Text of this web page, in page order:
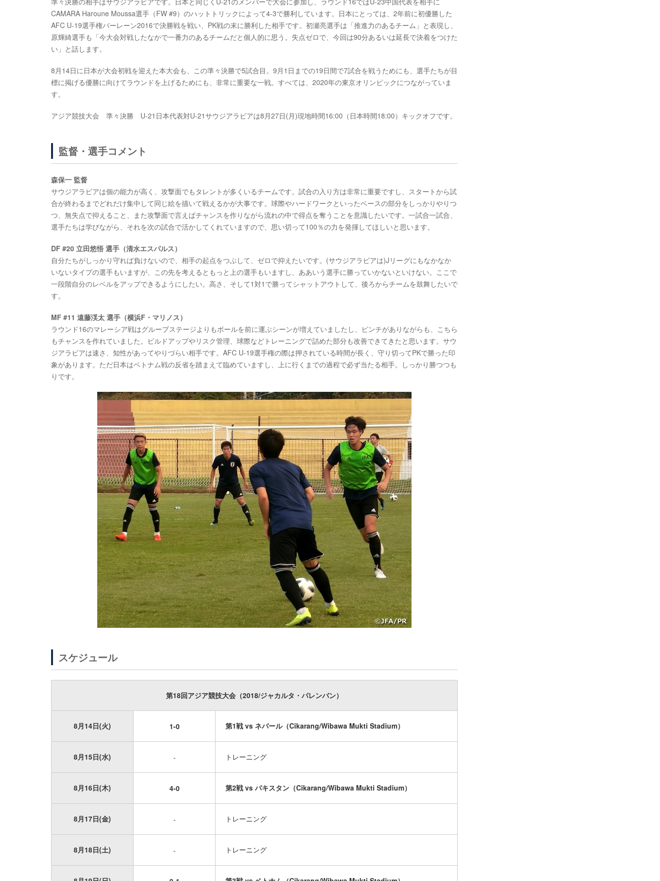
CAMARA Haroune Moussa選手（FW #9）のハットトリックによって4-3で勝利しています。日本にとっては、2年前に初優勝した
AFC U-19選手権バーレーン2016で決勝戦を戦い、PK戦の末に勝利した相手です。初瀬亮選手は「推進力のあるチーム」と表現し、
原輝綺選手も「今大会対戦したなかで一番力のあるチームだと個人的に思う。失点ゼロで、今回は90分あるいは延長で決着をつけた
い」と話します。
8月14日に日本が大会初戦を迎えた本大会も、この準々決勝で5試合目。9月1日までの19日間で7試合を戦うためにも、選手たちが目
標に掲げる優勝に向けてラウンドを上げるためにも、非常に重要な一戦。すべては、2020年の東京オリンピックにつながっていま
す。
アジア競技大会 準々決勝 U-21日本代表対U-21サウジアラビアは8月27日(月)現地時間16:00（日本時間18:00）キックオフです。
監督・選手コメント
森保一 監督
サウジアラビアは個の能力が高く、攻撃面でもタレントが多くいるチームです。試合の入り方は非常に重要ですし、スタートから試
合が終わるまでどれだけ集中して同じ絵を描いて戦えるかが大事です。球際やハードワークといったベースの部分をしっかりやりつ
つ、無失点で抑えること、また攻撃面で言えばチャンスを作りながら流れの中で得点を奪うことを意識したいです。一試合一試合、
選手たちは学びながら、それを次の試合で活かしてくれていますので、思い切って100％の力を発揮してほしいと思います。
DF #20 立田悠悟 選手（清水エスパルス）
自分たちがしっかり守れば負けないので、相手の起点をつぶして、ゼロで抑えたいです。(サウジアラビアは)Jリーグにもなかなか
いないタイプの選手もいますが、この先を考えるともっと上の選手もいますし、ああいう選手に勝っていかないといけない。ここで
一段階自分のレベルをアップできるようにしたい。高さ、そして1対1で勝ってシャットアウトして、後ろからチームを鼓舞したいで
す。
MF #11 遠藤渓太 選手（横浜F・マリノス）
ラウンド16のマレーシア戦はグループステージよりもボールを前に運ぶシーンが増えていましたし、ピンチがありながらも、こちら
もチャンスを作れていました。ビルドアップやリスク管理、球際などトレーニングで詰めた部分も改善できてきたと思います。サウ
ジアラビアは速さ、知性があってやりづらい相手です。AFC U-19選手権の際は押されている時間が長く、守り切ってPKで勝った印
象があります。ただ日本はベトナム戦の反省を踏まえて臨めていますし、上に行くまでの過程で必ず当たる相手。しっかり勝つつも
りです。
スケジュール
第18回アジア競技大会（2018/ジャカルタ・パレンバン）
8月14日(火) 1-0 第1戦 vs ネパール（Cikarang/Wibawa Mukti Stadium）
8月15日(水) - トレーニング
8月16日(木) 4-0 第2戦 vs パキスタン（Cikarang/Wibawa Mukti Stadium）
8月17日(金) - トレーニング
8月18日(土) - トレーニング